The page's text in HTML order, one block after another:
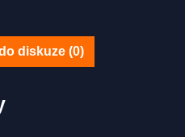
diskuze (0)